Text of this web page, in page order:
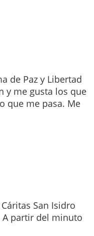
de Paz y Libertad
y me gusta los que
que me pasa. Me
San Isidro‏
partir del minuto